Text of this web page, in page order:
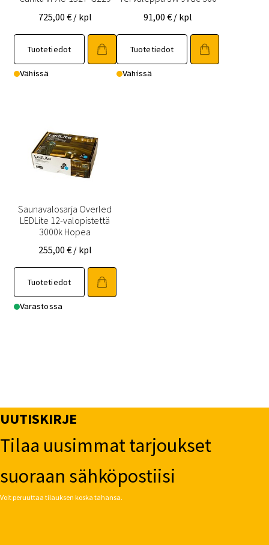
725,00 € / kpl
Tuotetiedot
Vähissä
91,00€ / kpl
Tuotetiedot
Vähissä
Saunavalosarja Overled
LEDLite 12-valopistettä
3000k Hopea
255,00 € / kpl
Tuotetiedot
Varastossa
UUTISKIRJE
Tilaa uusimmat tarjoukset
suoraan sähköpostiisi
Voit peruuttaa tilauksen koska tahansa.